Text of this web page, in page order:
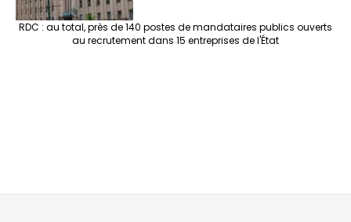
RDC : au total, près de 140 postes de mandataires publics ouverts
au recrutement dans 15 entreprises de l'État